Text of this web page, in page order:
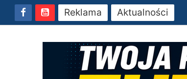
Reklama Aktualności